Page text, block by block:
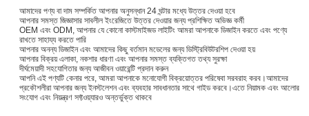
আমাদের পণ্য বা দাম সম্পর্কিত আপনার অনুসন্ধান 24 ঘন্টার মধ্যে উত্তর দেওয়া হবে
আপনার সমস্ত জিজ্ঞাসার সাবলীল ইংরেজিতে উত্তর দেওয়ার জন্য প্রশিক্ষিত অভিজ্ঞ কর্মী
OEM এবং ODM, আপনার যে কোনো কাস্টমাইজড লাইটিং আমরা আপনাকে ডিজাইন করতে এবং পণ্যে
রাখতে সাহায্য করতে পারি
আপনার অনন্য ডিজাইন এবং আমাদের কিছু বর্তমান মডেলের জন্য ডিস্ট্রিবিউটরশিপ দেওয়া হয়
আপনার বিক্রয় এলাকা, নকশার ধারণা এবং আপনার সমস্ত ব্যক্তিগত তথ্য সুরক্ষা
দীর্ঘমেয়াদী সহযোগিতার জন্য আজীবন ওয়ারেন্টি প্রদান করুন
আপনি এই পণ্যটি কেনার পরে, আমরা আপনাকে মনোযোগী বিক্রয়োত্তর পরিষেবা সরবরাহ করব।আমাদের
প্রকৌশলীরা আপনার জন্য ইনস্টলেশন এবং ব্যবহার সাবধানতার সাথে গাইড করবে।এতে নিয়ামক এবং আলোর
সংযোগ এবং নিয়ন্ত্রণ সফ্টওয়্যারও অন্তর্ভুক্ত থাকবে